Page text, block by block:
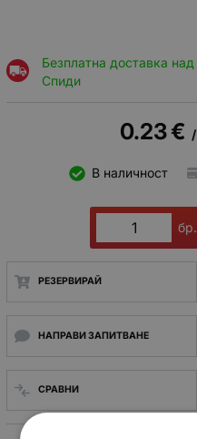
Безплатна доставка над
Спиди
0.23€ /
В наличност
бр.
РЕЗЕРВИРАЙ
НАПРАВИ ЗАПИТВАНЕ
СРАВНИ